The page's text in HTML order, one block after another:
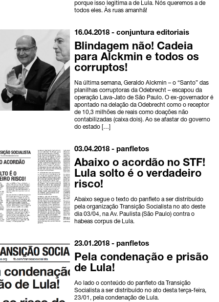
porque isso legitima a de Lula. Nós queremos a de
todos eles. Às ruas amanhã!
16.04.2018 -conjuntura editoriais
Blindagem não! Cadeia
para Alckmin e todos os
corruptos!
Na última semana, Geraldo Alckmin – o “Santo” das
planilhas corruptoras da Odebrecht – escapou da
operação Lava-Jato de São Paulo. O ex-governador é
apontado na delação da Odebrecht como o receptor
de 10,3 milhões de reais como doações não
contabilizadas (caixa dois). Ao se afastar do governo
do estado […]
03.04.2018 -panfletos
Abaixo o acordão no STF!
Lula solto é o verdadeiro
risco!
Abaixo segue o texto do panfleto a ser distribuído
pela organização Transição Socialista no ato deste
dia 03/04, na Av. Paulista (São Paulo) contra o
habeas corpus de Lula.
23.01.2018 -panfletos
Pela condenação e prisão
de Lula!
Ao lado o conteúdo do panfleto da Transição
Socialista a ser distribuído no ato desta terça-feira,
23/01, pela condenação de Lula.